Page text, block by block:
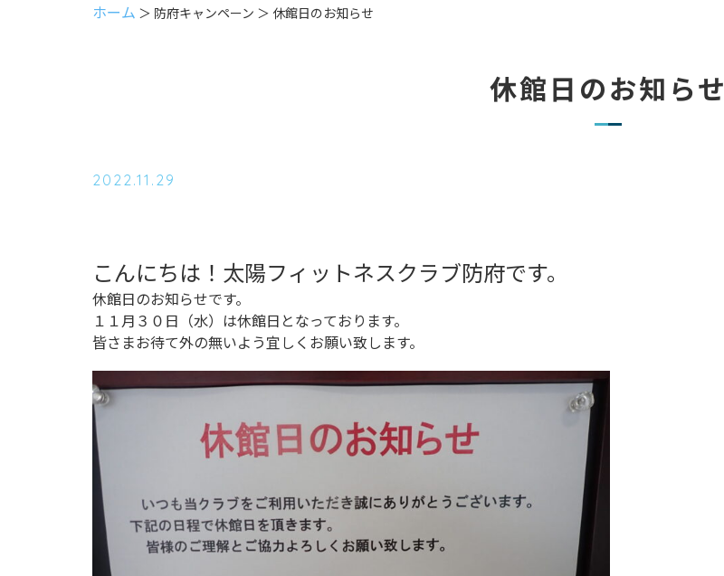
ホーム ＞ 防府キャンペーン ＞ 休館日のお知らせ
休館日のお知らせ
2022.11.29
こんにちは！太陽フィットネスクラブ防府です。
休館日のお知らせです。
１１月３０日（水）は休館日となっております。
皆さまお待て外の無いよう宜しくお願い致します。